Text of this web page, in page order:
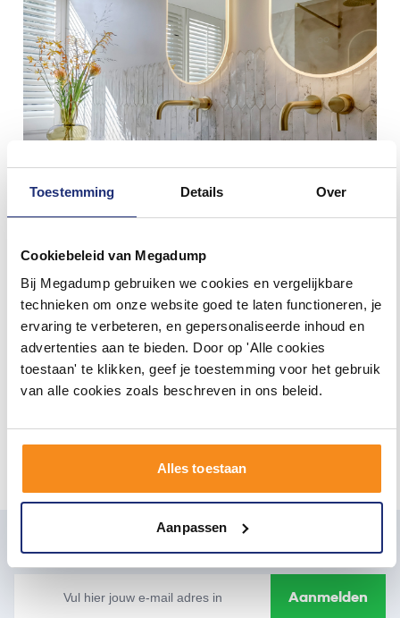
Toestemming Details Over
Cookiebeleid van Megadump
Bij Megadump gebruiken we cookies en vergelijkbare
technieken om onze website goed te laten functioneren, je
ervaring te verbeteren, en gepersonaliseerde inhoud en
advertenties aan te bieden. Door op 'Alle cookies
toestaan' te klikken, geef je toestemming voor het gebruik
van alle cookies zoals beschreven in ons beleid.
Alles toestaan
Aanpassen
showrooms
TIEL WORMER DALEN EINDHOVEN
Ben je op zoek naar een nieuwe badkamer die zowel stijlvol als
praktisch is? Kom dan langs in onze showrooms in Tiel, Wormer,
Dalen of Eindhoven. Hier vind je een uitgebreide selectie tegels en
sanitair die perfect passen bij jouw wensen. Onze deskundige
medewerkers staan klaar om je te helpen de juiste keuzes te
Meer info
Mis onze laatste ontwikkelingen en aanbiedingen
niet
Aanmelden